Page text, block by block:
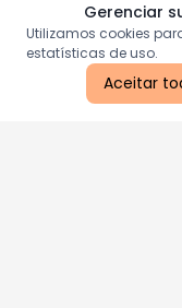
Gerenciar
Utilizamos cookies
estatísticas de uso.
Aceitar